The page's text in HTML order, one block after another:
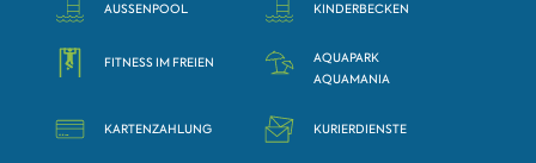
AUSSENPOOL KINDERBECKEN
FITNESS IM FREIEN
AQUAPARK
AQUAMANIA
KARTENZAHLUNG KURIERDIENSTE